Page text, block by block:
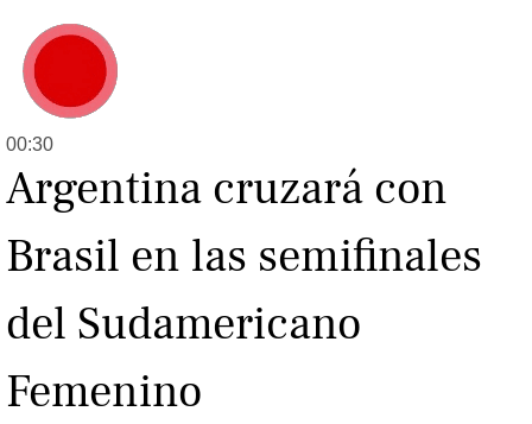
00:30
Argentina cruzará con
Brasil en las semifinales
del Sudamericano
Femenino